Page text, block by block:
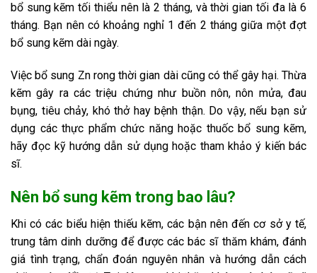
bổ sung kẽm tối thiểu nên là 2 tháng, và thời gian tối đa là 6
tháng. Bạn nên có khoảng nghỉ 1 đến 2 tháng giữa một đợt
bổ sung kẽm dài ngày.
Việc bổ sung Zn rong thời gian dài cũng có thể gây hại. Thừa
kẽm gây ra các triệu chứng như buồn nôn, nôn mửa, đau
bụng, tiêu chảy, khó thở hay bệnh thận. Do vậy, nếu bạn sử
dụng các thực phẩm chức năng hoặc thuốc bổ sung kẽm,
hãy đọc kỹ hướng dẫn sử dụng hoặc tham khảo ý kiến bác
sĩ.
Nên bổ sung kẽm trong bao lâu?
Khi có các biểu hiện thiếu kẽm, các bận nên đến cơ sở y tế,
trung tâm dinh dưỡng để được các bác sĩ thăm khám, đánh
giá tình trạng, chẩn đoán nguyên nhân và hướng dẫn cách